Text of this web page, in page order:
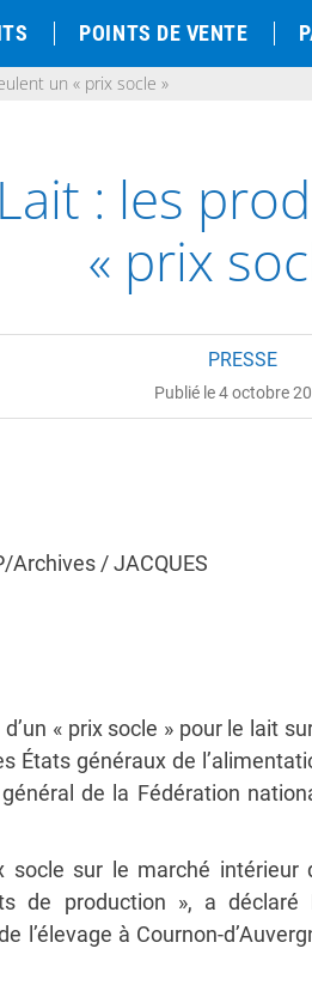
POINTS DE VENTE
un « prix socle »
: les
« prix
PRESSE
Publié le 4 octobre
Archives / JACQUES
« prix socle » pour le lait
États généraux de
de la Fédération
socle sur le marché intérieur
de production », a déclaré
l’élevage à Cournon-